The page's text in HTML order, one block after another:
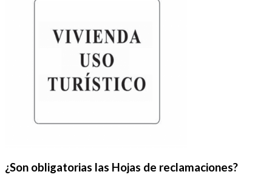
¿Son obligatorias las Hojas de reclamaciones?